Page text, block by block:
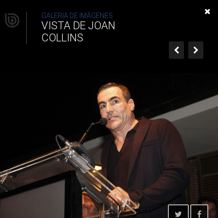
Vista de Joan Collins
GALERIA DE IMÁGENES
VISTA DE JOAN
COLLINS